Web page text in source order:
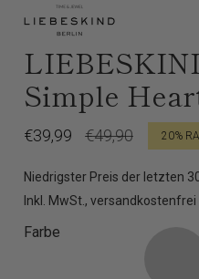
Simple
Verkaufspreis
€39,99
Regulärer
€49,90 20%
Niedrigster Preis der letzten
Inkl. MwSt., versandkostenfrei
Farbe